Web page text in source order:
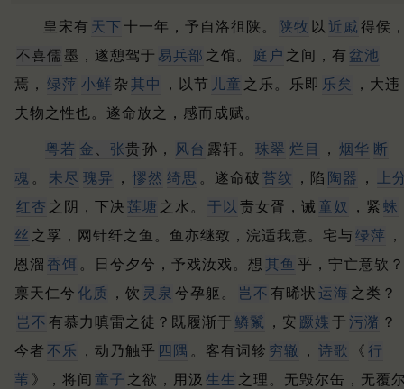
第 87 句因包含“衔珠”，据此推断可能引用了典故：衔
珠
珠
皇宋有 天下 十一年，予自洛徂陕。 陕牧 以 近戚 得侯
不喜儒 墨，遂憩驾于 易兵部 之馆。 庭户 之间，有 盆池
焉， 绿萍 小鲜 杂其中 ，以节 儿童 之乐。 乐即 乐矣
，大违
夫物之性也。 遂命放之，感而成赋。
粤若 金 张贵 孙， 风台 露轩。 珠翠 烂目 ， 烟华 断
魂 。 未尽 瑰异 ， 憀然 绮思 。 遂命破 苔纹 ，陷 陶器 ，
上
红杏 之阴，下决 莲塘 之水。 于以 责女胥，诫 童奴 ，紧 蛛
丝 之罦，网针纤之鱼。 鱼亦继致，浣适我意。 宅与 绿萍
，
恩溜 香饵 。 日兮夕兮，予戏汝戏。 想 其鱼 乎，宁亡意欤？
禀天仁兮 化质 ，饮 灵泉 兮孕躯。 岂不 有晞状 运海 之类？
岂不 有慕力嗔雷之徒？ 既履渐于 鳞鬣 ，安 蹶媟 于 污潴 ？
今者 不乐 ，动乃触乎 四隅 。 客有词轸 穷辙 ， 诗歌 《 行
苇 》，将间 童子 之欲，用汲 生生 之理。 无毁尔缶，无覆